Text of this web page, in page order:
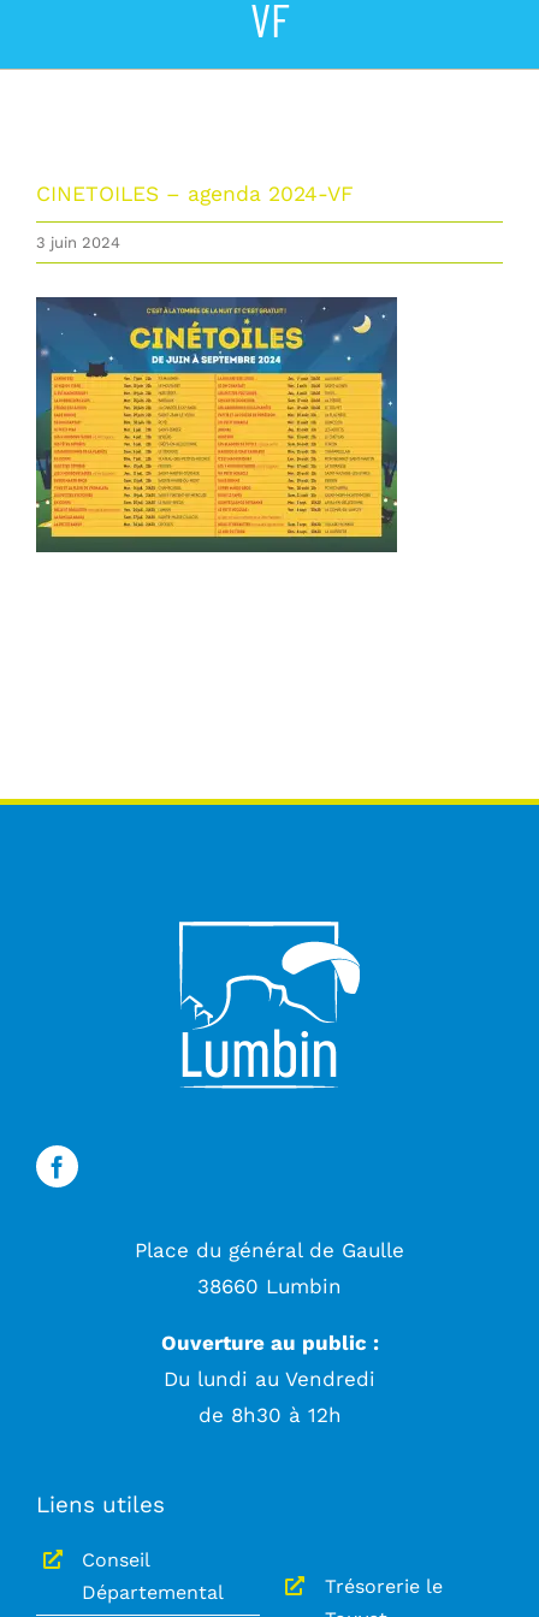
Vie Municipale
Actualités
VF
CINETOILES – agenda 2024-VF
3 juin 2024
Place du général de Gaulle
38660 Lumbin
Ouverture au public :
Du lundi au Vendredi
de 8h30 à 12h
Liens utiles
Conseil
Départemental
Trésorerie le